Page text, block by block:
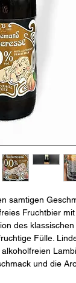
samtigen
Fruchtbier mit
des
Fülle.
und die